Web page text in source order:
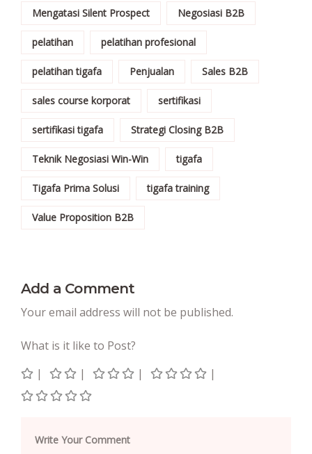
Mengatasi Silent Prospect Negosiasi B2B
pelatihan pelatihan profesional
pelatihan tigafa Penjualan Sales B2B
sales course korporat sertifikasi
sertifikasi tigafa Strategi Closing B2B
Teknik Negosiasi Win-Win tigafa
Tigafa Prima Solusi tigafa training
Value Proposition B2B
Add a Comment
Your email address will not be published.
What is it like to Post?